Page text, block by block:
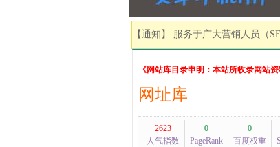
【通知】 服务于广大营销人员（
《网站库目录申明：本站所收录网站
网址库
2623
人气指数
0
PageRank
0
百度权重